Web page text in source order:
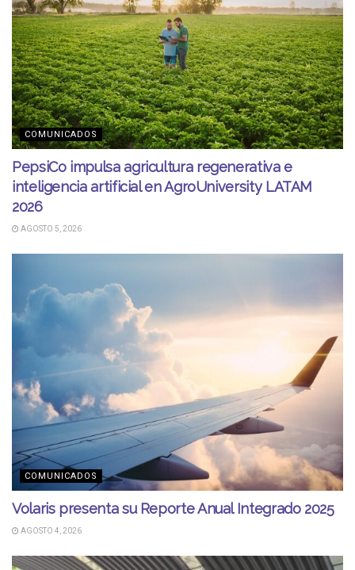
COMUNICADOS
PepsiCo impulsa agricultura regenerativa e
inteligencia artificial en AgroUniversity LATAM
2026
AGOSTO 5, 2026
COMUNICADOS
Volaris presenta su Reporte Anual Integrado 2025
AGOSTO 4, 2026